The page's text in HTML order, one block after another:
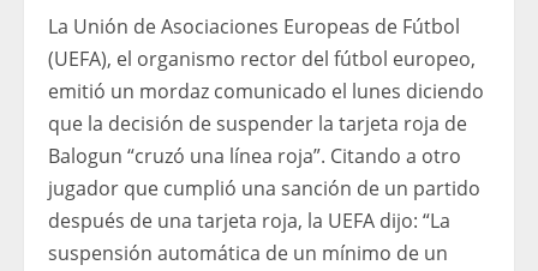
La Unión de Asociaciones Europeas de Fútbol
(UEFA), el organismo rector del fútbol europeo,
emitió un mordaz comunicado el lunes diciendo
que la decisión de suspender la tarjeta roja de
Balogun “cruzó una línea roja”. Citando a otro
jugador que cumplió una sanción de un partido
después de una tarjeta roja, la UEFA dijo: “La
suspensión automática de un mínimo de un